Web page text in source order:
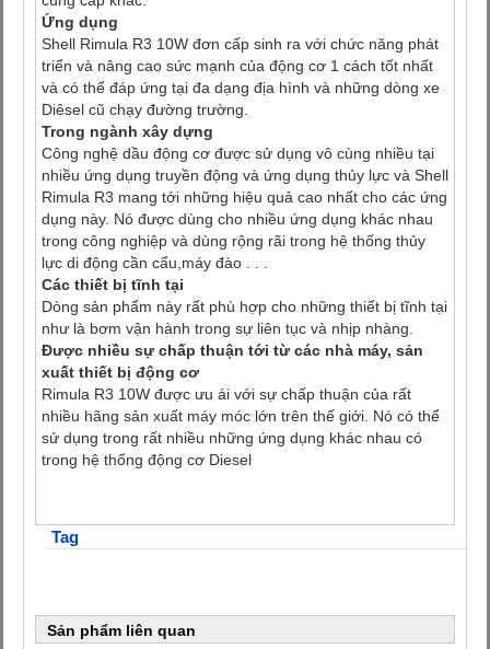
Ứng dụng
Shell Rimula R3 10W đơn cấp sinh ra với chức năng phát
triển và nâng cao sức mạnh của động cơ 1 cách tốt nhất
và có thể đáp ứng tại đa dạng địa hình và những dòng xe
Diêsel cũ chạy đường trường.
Trong ngành xây dựng
Công nghệ dầu động cơ được sử dụng vô cùng nhiều tại
nhiều ứng dụng truyền động và ứng dụng thủy lực và Shell
Rimula R3 mang tới những hiệu quả cao nhất cho các ứng
dụng này. Nó được dùng cho nhiều ứng dụng khác nhau
trong công nghiệp và dùng rộng rãi trong hệ thống thủy
lực di động cần cẩu,máy đào . . .
Các thiết bị tĩnh tại
Dòng sản phẩm này rất phù hợp cho những thiết bị tĩnh tại
như là bơm vận hành trong sự liên tục và nhịp nhàng.
Được nhiều sự chấp thuận tới từ các nhà máy, sản
xuất thiết bị động cơ
Rimula R3 10W được ưu ái với sự chấp thuận của rất
nhiều hãng sản xuất máy móc lớn trên thế giới. Nó có thể
sử dụng trong rất nhiều những ứng dụng khác nhau có
trong hệ thống động cơ Diesel
Tag
Sản phẩm liên quan